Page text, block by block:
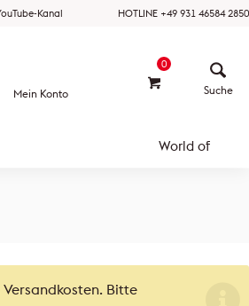
Kanal HOTLINE +49 931 46584 2850
0
World of
Mein Konto
Bitte